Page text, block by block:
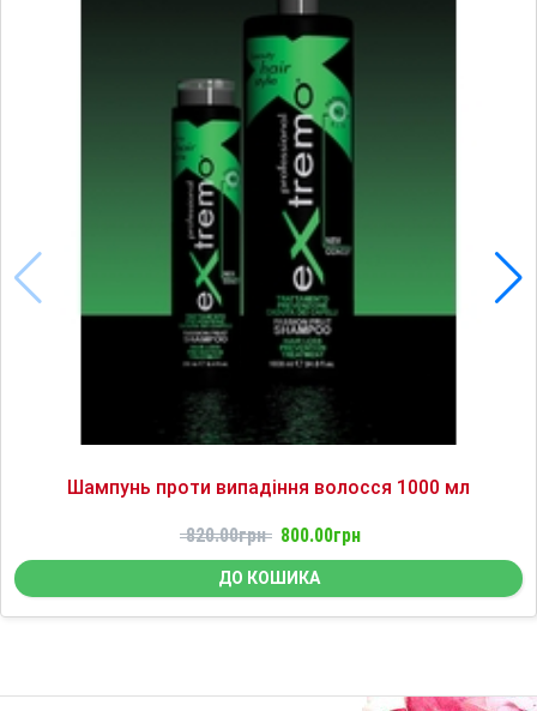
Шампунь проти випадіння волосся 1000 мл
820.00грн 800.00грн
ДО КОШИКА